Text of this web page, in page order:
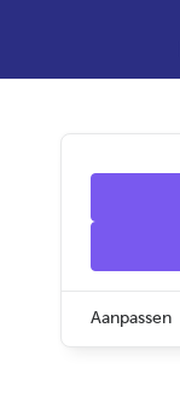
Aanpassen